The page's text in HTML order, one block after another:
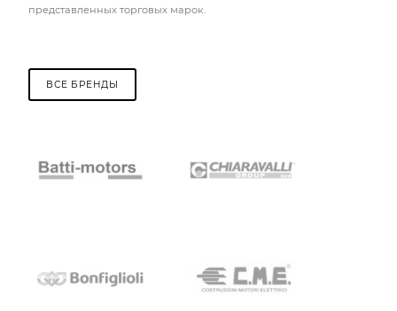
представленных торговых марок.
ВСЕ БРЕНДЫ